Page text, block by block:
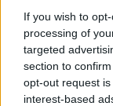
If you wish to
processing of
targeted
section to
opt-out request
interest-based
Ο Demis
Google